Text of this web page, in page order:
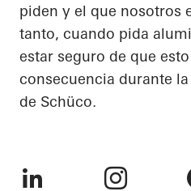
piden y el que nosotros
tanto, cuando pida
estar seguro de que
consecuencia durante
de Schüco.